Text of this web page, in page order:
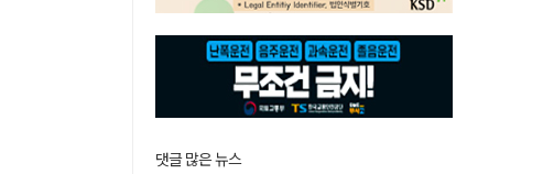
댓글 많은 뉴스